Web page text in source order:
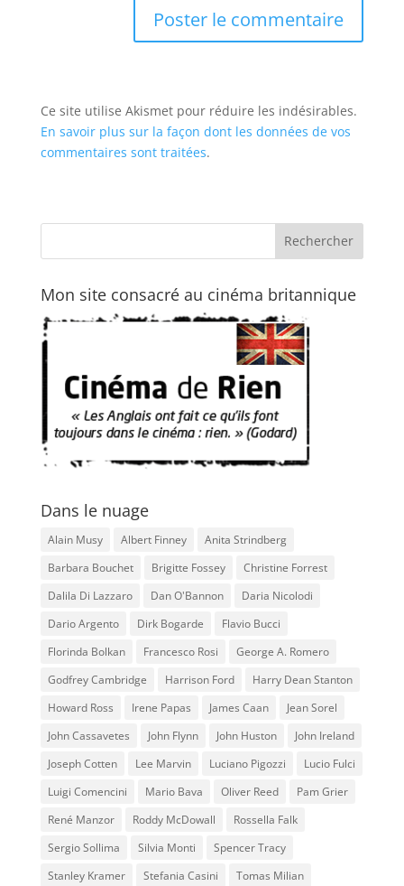
Ce site utilise Akismet pour réduire les indésirables.
En savoir plus sur la façon dont les données de vos
commentaires sont traitées.
Mon site consacré au cinéma britannique
Dans le nuage
Alain Musy Albert Finney
Anita Strindberg
Barbara Bouchet
Brigitte Fossey
Christine Forrest
Dalila Di Lazzaro
Dan O'Bannon
Daria Nicolodi
Dario Argento
Dirk Bogarde
Flavio Bucci
Florinda Bolkan
Francesco Rosi
George A. Romero
Godfrey Cambridge
Harrison Ford
Harry Dean Stanton
Howard Ross
Irene Papas James Caan
Jean Sorel
John Cassavetes
John Flynn John Huston
John Ireland
Joseph Cotten
Lee Marvin Luciano Pigozzi
Lucio Fulci
Luigi Comencini
Mario Bava Oliver Reed
Pam Grier
René Manzor
Roddy McDowall
Rossella Falk
Sergio Sollima
Silvia Monti
Spencer Tracy
Stanley Kramer
Stefania Casini Tomas Milian